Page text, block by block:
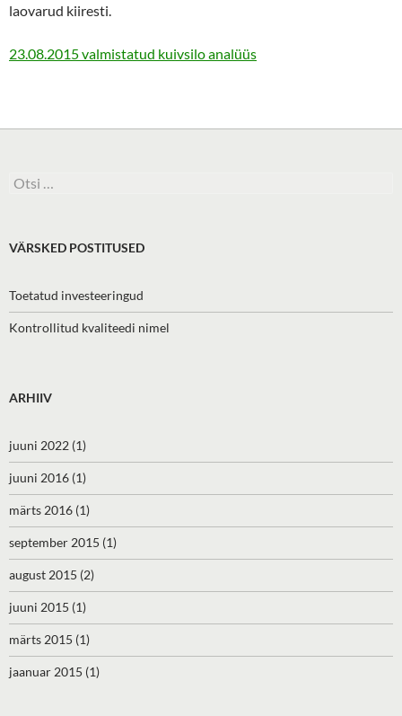
laovarud kiiresti.
23.08.2015 valmistatud kuivsilo analüüs
Otsi:
VÄRSKED POSTITUSED
Toetatud investeeringud
Kontrollitud kvaliteedi nimel
ARHIIV
juuni 2022 (1)
juuni 2016 (1)
märts 2016 (1)
september 2015 (1)
august 2015 (2)
juuni 2015 (1)
märts 2015 (1)
jaanuar 2015 (1)